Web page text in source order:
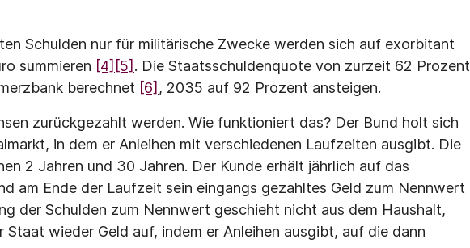
Schulden nur für militärische Zwecke werden sich auf exorbitant
summieren [4] [5] . Die Staatsschuldenquote von zurzeit 62 Prozent
berechnet [6] , 2035 auf 92 Prozent ansteigen.
zurückgezahlt werden. Wie funktioniert das? Der Bund holt sich
in dem er Anleihen mit verschiedenen Laufzeiten ausgibt. Die
2 Jahren und 30 Jahren. Der Kunde erhält jährlich auf das
am Ende der Laufzeit sein eingangs gezahltes Geld zum Nennwert
der Schulden zum Nennwert geschieht nicht aus dem Haushalt,
Staat wieder Geld auf, indem er Anleihen ausgibt, auf die dann